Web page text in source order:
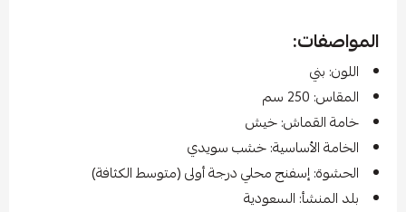
المواصفات:
اللون: بني
المقاس: 250 سم
خامة القماش: خيش
الخامة الأساسية: خشب سويدي
الحشوة: إسفنج محلي درجة أولى (متوسط الكثافة)
بلد المنشأ: السعودية